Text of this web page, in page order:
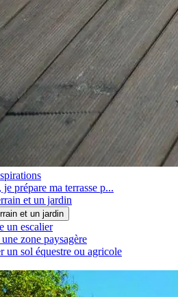
prépare ma terrasse p...
et un jardin
et un jardin
un escalier
zone paysagère
un sol équestre ou agricole